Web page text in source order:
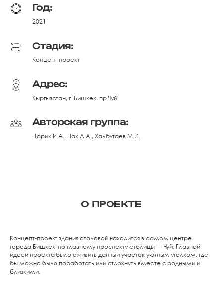
Год:
2021
Стадия:
Концепт-проект
Адрес:
Кыргызстан, г. Бишкек, пр.Чуй
Авторская группа:
Царик И.А., Пак Д.А., Халбутаев М.И.
О ПРОЕКТЕ
Концепт-проект здания столовой находится в самом центре
города Бишкек, по главному проспекту столицы — Чуй. Главной
идеей проекта было оживить данный участок уютным уголком, где
бы можно было поработать или отдохнуть вместе с родными и
близкими.